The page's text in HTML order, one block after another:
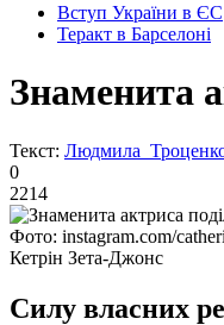
Вступ України в ЄС
Теракт в Барселоні
Знаменита
Текст: Людмила
0
2214
Фото: instagram.com/
Кетрін Зета-Джонс
Силу власних